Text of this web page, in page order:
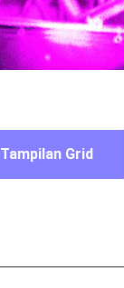
Tampilan Grid